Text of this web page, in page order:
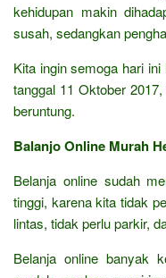
kehidupan makin
susah, sedangkan
Kita ingin semoga hari
tanggal 11 Oktober
beruntung.
Balanjo Online Murah
Belanja online sudah
tinggi, karena kita tidak
lintas, tidak perlu parkir,
Belanja online banyak